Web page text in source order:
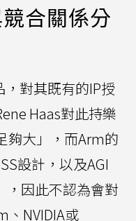
合關係分
對其既有的IP授
Haas對此持樂
夠大」，而Arm的
設計，以及AGI
，因此不認為會對
、NVIDIA或